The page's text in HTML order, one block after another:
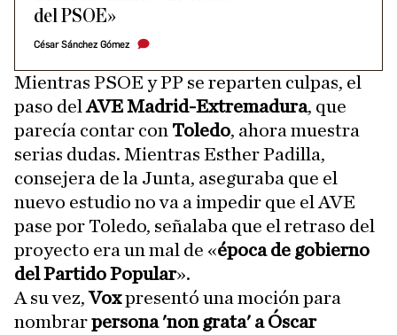
del PSOE»
César Sánchez Gómez
Mientras PSOE y PP se reparten culpas, el
paso del AVE Madrid-Extremadura, que
parecía contar con Toledo, ahora muestra
serias dudas. Mientras Esther Padilla,
consejera de la Junta, aseguraba que el
nuevo estudio no va a impedir que el AVE
pase por Toledo, señalaba que el retraso del
proyecto era un mal de «época de gobierno
del Partido Popular».
A su vez,Voxpresentó una moción para
nombrarpersona 'non grata' a Óscar